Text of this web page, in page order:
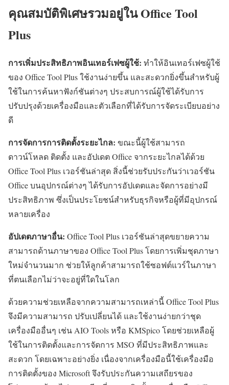
คุณสมบัติพิเศษรวมอยู่ใน Office Tool
Plus
การเพิ่มประสิทธิภาพอินเทอร์เฟซผู้ใช้: ทำให้อินเทอร์เฟซผู้ใช้
ของ Office Tool Plus ใช้งานง่ายขึ้น และสะดวกยิ่งขึ้นสำหรับผู้
ใช้ในการค้นหาฟังก์ชันต่างๆ ประสบการณ์ผู้ใช้ได้รับการ
ปรับปรุงด้วยเครื่องมือและตัวเลือกที่ได้รับการจัดระเบียบอย่าง
ดี
การจัดการการติดตั้งระยะไกล: ขณะนี้ผู้ใช้สามารถ
ดาวน์โหลด ติดตั้ง และอัปเดต Office จากระยะไกลได้ด้วย
Office Tool Plus เวอร์ชันล่าสุด สิ่งนี้ช่วยรับประกันว่าเวอร์ชัน
Office บนอุปกรณ์ต่างๆ ได้รับการอัปเดตและจัดการอย่างมี
ประสิทธิภาพ ซึ่งเป็นประโยชน์สำหรับธุรกิจหรือผู้ที่มีอุปกรณ์
หลายเครื่อง
อัปเดตภาษาอื่น: Office Tool Plus เวอร์ชันล่าสุดขยายความ
สามารถด้านภาษาของ Office Tool Plus โดยการเพิ่มชุดภาษา
ใหม่จำนวนมาก ช่วยให้ลูกค้าสามารถใช้ซอฟต์แวร์ในภาษา
ที่ตนเลือกไม่ว่าจะอยู่ที่ใดในโลก
ด้วยความช่วยเหลือจากความสามารถเหล่านี้ Office Tool Plus
จึงมีความสามารถ ปรับเปลี่ยนได้ และใช้งานง่ายกว่าชุด
เครื่องมืออื่นๆ เช่น AIO Tools หรือ KMSpico โดยช่วยเหลือผู้
ใช้ในการติดตั้งและการจัดการ MSO ที่มีประสิทธิภาพและ
สะดวก โดยเฉพาะอย่างยิ่ง เนื่องจากเครื่องมือนี้ใช้เครื่องมือ
การติดตั้งของ Microsoft จึงรับประกันความเสถียรของ